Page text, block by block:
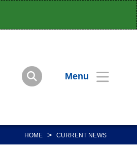
Menu
HOME > CURRENT NEWS